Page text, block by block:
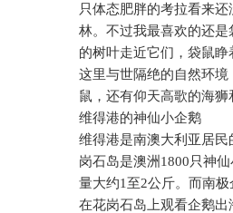
只体态肥胖的考拉看来
林。不过我最喜欢的还
的树叶走近它们，袋鼠
这里与世隔绝的自然环
鼠，还有仰天高歌的海狮
维得港的神仙小企鹅
维得港是南澳大利亚居
岗石岛是澳洲 1800只神
量大约1至2公斤。而南
在花岗石岛上观看企鹅